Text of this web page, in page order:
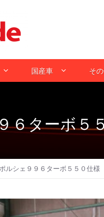
国産車 そ
６ターボ
ポルシェ９９６ターボ５５０仕様